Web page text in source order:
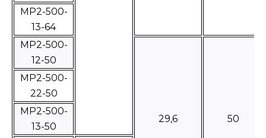
МР2-500-
13-64
МР2-500-
12-50
29,6 50
МР2-500-
22-50
МР2-500-
13-50